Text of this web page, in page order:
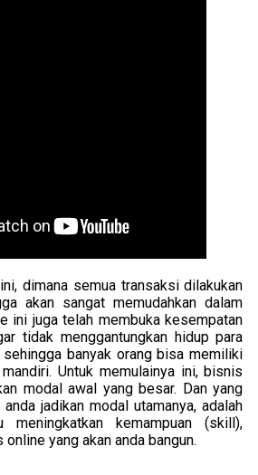
dimana semua transaksi dilakukan
akan sangat memudahkan dalam
ini juga telah membuka kesempatan
tidak menggantungkan hidup para
sehingga banyak orang bisa memiliki
Untuk memulainya ini, bisnis
modal awal yang besar. Dan yang
jadikan modal utamanya, adalah
meningkatkan kemampuan (skill),
yang akan anda bangun.